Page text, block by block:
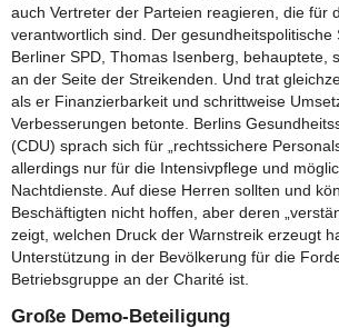
auch Vertreter der Parteien reagieren, die für
verantwortlich sind. Der gesundheitspolitische
Berliner SPD, Thomas Isenberg, behauptete,
an der Seite der Streikenden. Und trat
als er Finanzierbarkeit und schrittweise
Verbesserungen betonte. Berlins
(CDU) sprach sich für „rechtssichere
allerdings nur für die Intensivpflege und
Nachtdienste. Auf diese Herren sollten und
Beschäftigten nicht hoffen, aber deren
zeigt, welchen Druck der Warnstreik erzeugt
Unterstützung in der Bevölkerung für die
Betriebsgruppe an der Charité ist.
Große Demo-Beteiligung